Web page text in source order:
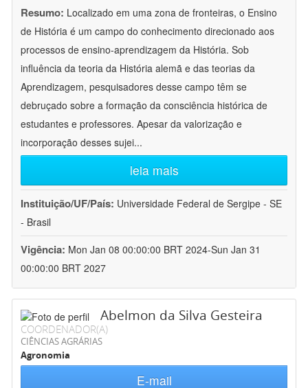
Resumo: Localizado em uma zona de fronteiras, o Ensino
de História é um campo do conhecimento direcionado aos
processos de ensino-aprendizagem da História. Sob
influência da teoria da História alemã e das teorias da
Aprendizagem, pesquisadores desse campo têm se
debruçado sobre a formação da consciência histórica de
estudantes e professores. Apesar da valorização e
incorporação desses sujei...
leia mais
Instituição/UF/País: Universidade Federal de Sergipe - SE
- Brasil
Vigência: Mon Jan 08 00:00:00 BRT 2024-Sun Jan 31
00:00:00 BRT 2027
Abelmon da Silva Gesteira
COORDENADOR(A)
CIÊNCIAS AGRÁRIAS
Agronomia
E-mail